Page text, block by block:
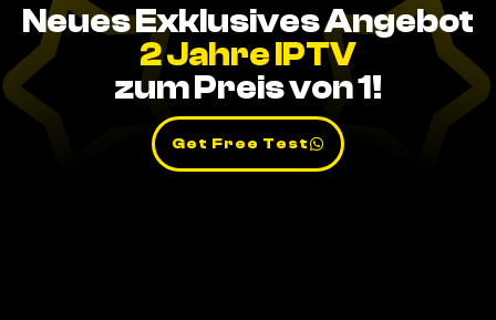
Neues Exklusives Angebot
2 Jahre IPTV
zum Preis von 1!
Get Free Test